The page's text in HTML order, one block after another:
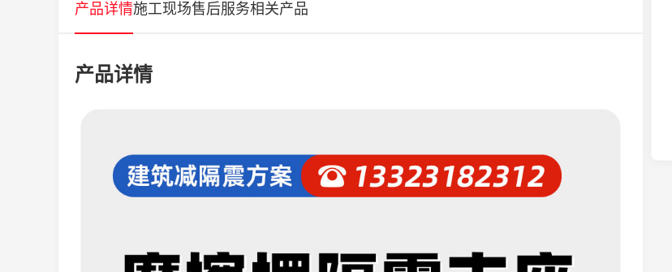
产品详情施工现场售后服务相关产品
产品详情